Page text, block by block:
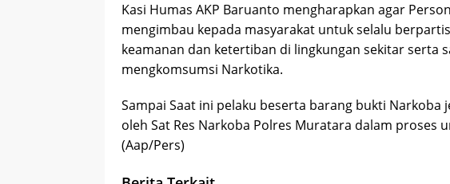
Kasi Humas AKP Baruanto mengharapkan agar
mengimbau kepada masyarakat untuk selalu
keamanan dan ketertiban di lingkungan sekitar serta
mengkomsumsi Narkotika.
Sampai Saat ini pelaku beserta barang bukti Narkoba
oleh Sat Res Narkoba Polres Muratara dalam proses
(Aap/Pers)